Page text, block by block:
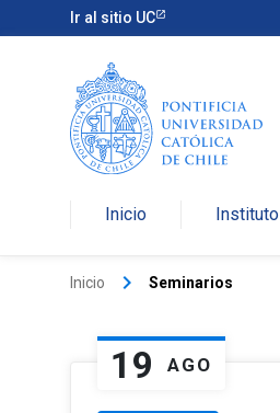
Ir al sitio UC
Inicio Instituto
Inicio keyboard_arrow_right Seminarios
19 AGO